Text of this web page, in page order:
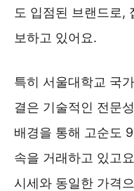
도 입점된 브랜드로,
보하고 있어요.
특히 서울대학교 국
결은 기술적인 전문
배경을 통해 고순도
속을 거래하고 있고
시세와 동일한 가격